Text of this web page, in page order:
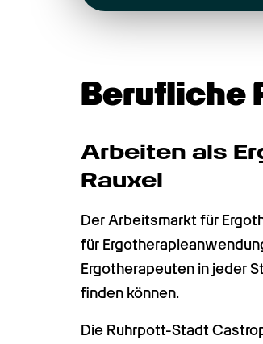
Berufliche
Arbeiten als
Rauxel
Der Arbeitsmarkt für
für
Ergotherapeuten in jeder
finden können.
Die Ruhrpott-Stadt